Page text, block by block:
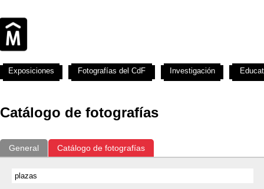
Catálogo de fotografías
General Catálogo de fotografías
Exposiciones Fotografías del CdF Investigación